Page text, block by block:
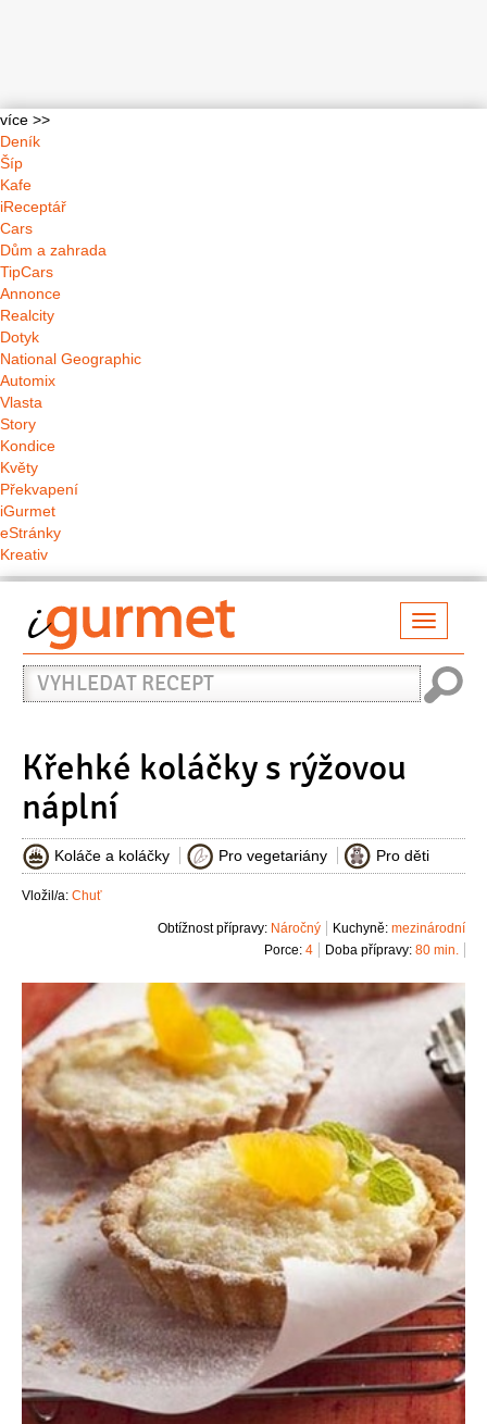
více >>
Deník
Šíp
Kafe
iReceptář
Cars
Dům a zahrada
TipCars
Annonce
Realcity
Dotyk
National Geographic
Automix
Vlasta
Story
Kondice
Květy
Překvapení
iGurmet
eStránky
Kreativ
Vyhledat
recept
Křehké koláčky s rýžovou
náplní
Koláče a koláčky Pro vegetariány Pro děti
Vložil/a: Chuť
Kuchyně: mezinárodní
Obtížnost přípravy: Náročný
Doba přípravy: 80 min.
Porce: 4